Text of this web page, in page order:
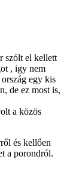
szólt el kellett
, igy nem
egy kis
de ez most is,
a közös
és kellően
a porondról.